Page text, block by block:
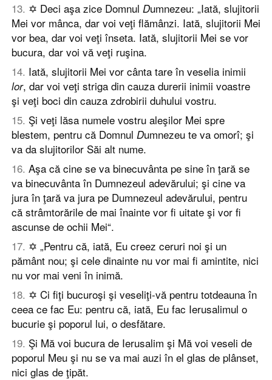
13. ✡ Deci aşa zice Domnul Dumnezeu: „Iată, slujitorii
Mei vor mânca, dar voi veţi flămânzi. Iată, slujitorii Mei
vor bea, dar voi veţi înseta. Iată, slujitorii Mei se vor
bucura, dar voi vă veţi ruşina.
14. Iată, slujitorii Mei vor cânta tare în veselia inimii
lor, dar voi veţi striga din cauza durerii inimii voastre
şi veţi boci din cauza zdrobirii duhului vostru.
15. Şi veţi lăsa numele vostru aleşilor Mei spre
blestem, pentru că Domnul Dumnezeu te va omorî; şi
va da slujitorilor Săi alt nume.
16. Aşa că cine se va binecuvânta pe sine în ţară se
va binecuvânta în Dumnezeul adevărului; şi cine va
jura în ţară va jura pe Dumnezeul adevărului, pentru
că strâmtorările de mai înainte vor fi uitate şi vor fi
ascunse de ochii Mei“.
17. ✡ „Pentru că, iată, Eu creez ceruri noi şi un
pământ nou; şi cele dinainte nu vor mai fi amintite, nici
nu vor mai veni în inimă.
18. ✡ Ci fiţi bucuroşi şi veseliţi-vă pentru totdeauna în
ceea ce fac Eu: pentru că, iată, Eu fac Ierusalimul o
bucurie şi poporul lui, o desfătare.
19. Şi Mă voi bucura de Ierusalim şi Mă voi veseli de
poporul Meu şi nu se va mai auzi în el glas de plânset,
nici glas de ţipăt.